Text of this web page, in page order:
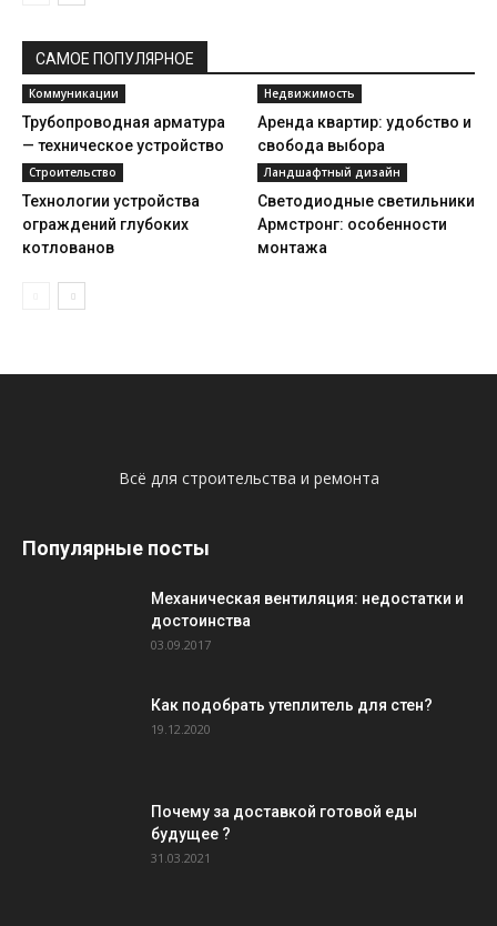
САМОЕ ПОПУЛЯРНОЕ
Коммуникации
Трубопроводная арматура
— техническое устройство
Недвижимость
Аренда квартир: удобство и
свобода выбора
Строительство
Технологии устройства
ограждений глубоких
котлованов
Ландшафтный дизайн
Светодиодные светильники
Армстронг: особенности
монтажа
Всё для строительства и ремонта
Популярные посты
Механическая вентиляция: недостатки и
достоинства
03.09.2017
Как подобрать утеплитель для стен?
19.12.2020
Почему за доставкой готовой еды
будущее ?
31.03.2021